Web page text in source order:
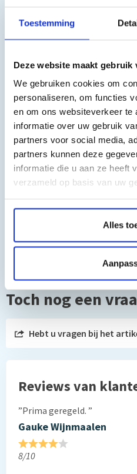
Toestemming
Deze website maakt gebruik
We gebruiken cookies om
personaliseren, om functies
en om ons websiteverkeer te
informatie over uw gebruik
partners voor social media,
partners kunnen deze
informatie die u aan ze heeft
verzameld op basis van uw
Alles
Deze inktpatronen hebben ruim
originele Epson inktpatronen
Geschikt voor:
Epson stylus photo px650,
photo px700w, Epson stylus
photo px720w, Epson stylus
photo px800fw, Epson stylus
Epson stylus photo rx560,
stylus photo rx685, Epson
Toch nog een
Hebt u vragen bij het
Reviews van
”Prima geregeld. ”
Gauke Wijnmaalen
8/10